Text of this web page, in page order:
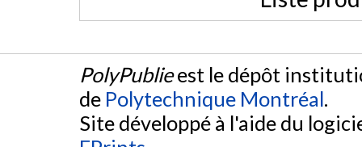
PolyPublieest le dépôt
de Polytechnique Montréal.
Site développé à l'aide du